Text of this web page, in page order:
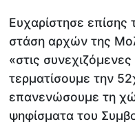
Ευχαρίστησε επίσης
στάση αρχών της
«στις
τερματίσουμε την
επανενώσουμε τη
ψηφίσματα του